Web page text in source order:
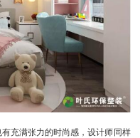
充满张力的时尚感，设计师同样